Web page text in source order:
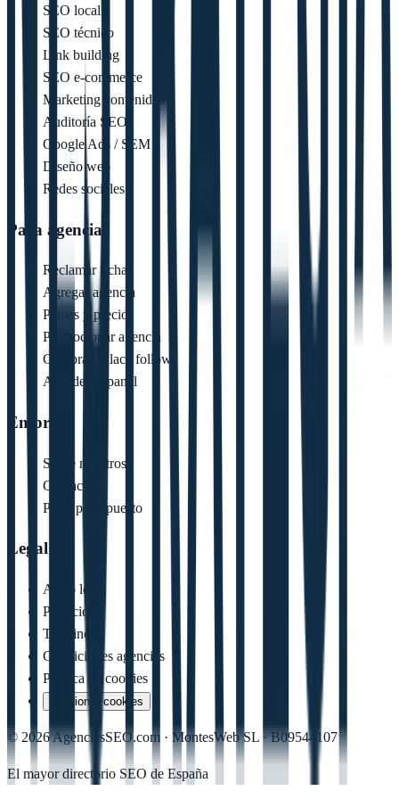
SEO local
SEO técnico
Link building
SEO e-commerce
Marketing contenidos
Auditoría SEO
Google Ads / SEM
Diseño web
Redes sociales
Para agencias
Reclamar ficha
Agregar agencia
Planes y precios
Promocionar agencia
Comprar enlace follow
Acceder al panel
Empresa
Sobre nosotros
Contacto
Pedir presupuesto
Legal
Aviso legal
Privacidad
Términos
Condiciones agencias
Política de cookies
Gestionar cookies
© 2026AgenciasSEO.com · MontesWeb SL · B09544107
El mayor directorio SEO de España